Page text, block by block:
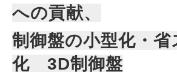
への貢献、
制御盤の小型化・省
化 3D制御盤